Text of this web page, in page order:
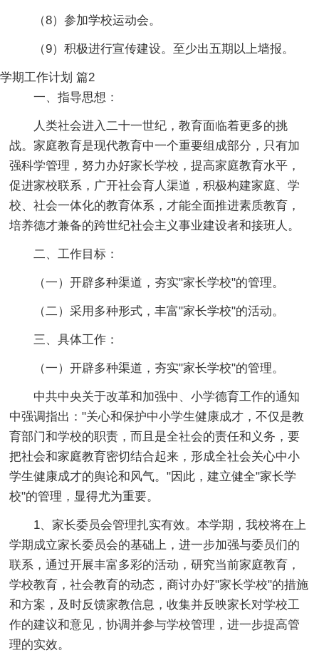
（8）参加学校运动会。
（9）积极进行宣传建设。至少出五期以上墙报。
学期工作计划 篇2
一、指导思想：
人类社会进入二十一世纪，教育面临着更多的挑
战。家庭教育是现代教育中一个重要组成部分，只有加
强科学管理，努力办好家长学校，提高家庭教育水平，
促进家校联系，广开社会育人渠道，积极构建家庭、学
校、社会一体化的教育体系，才能全面推进素质教育，
培养德才兼备的跨世纪社会主义事业建设者和接班人。
二、工作目标：
（一）开辟多种渠道，夯实"家长学校"的管理。
（二）采用多种形式，丰富"家长学校"的活动。
三、具体工作：
（一）开辟多种渠道，夯实"家长学校"的管理。
中共中央关于改革和加强中、小学德育工作的通知
中强调指出："关心和保护中小学生健康成才，不仅是教
育部门和学校的职责，而且是全社会的责任和义务，要
把社会和家庭教育密切结合起来，形成全社会关心中小
学生健康成才的舆论和风气。"因此，建立健全"家长学
校"的管理，显得尤为重要。
1、家长委员会管理扎实有效。本学期，我校将在上
学期成立家长委员会的基础上，进一步加强与委员们的
联系，通过开展丰富多彩的活动，研究当前家庭教育，
学校教育，社会教育的动态，商讨办好"家长学校"的措施
和方案，及时反馈家教信息，收集并反映家长对学校工
作的建议和意见，协调并参与学校管理，进一步提高管
理的实效。